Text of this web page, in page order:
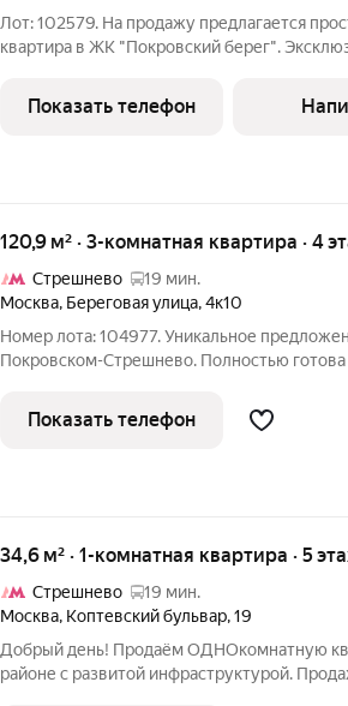
Лот: 102579. На продажу предлагается
квартира в ЖК "Покровский берег".
обустроить патио. Планировка: кухня-
со своим
Показать телефон
120,9 м² · 3-комнатная квартира · 4
Стрешнево
19 мин.
Москва, Береговая улица,4к10
Номер лота: 104977. Уникальное
Покровском-Стрешнево. Полностью готова
и планировке: расположена на 4 этаже 6-
дома
Показать телефон
34,6 м² · 1-комнатная квартира · 5
Стрешнево
19 мин.
Москва, Коптевский бульвар,19
Добрый день! Продаём ОДНОкомнатную
районе с развитой инфраструктурой. Продажа БЕЗ комиссии!